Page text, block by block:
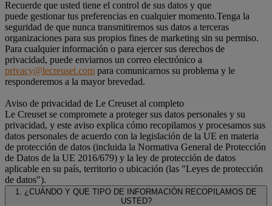
Recuerde que usted tiene el control de sus datos y que
puede gestionar tus preferencias en cualquier momento.Tenga la
seguridad de que nunca transmitiremos sus datos a terceras
organizaciones para sus propios fines de marketing sin su permiso.
Para cualquier información o para ejercer sus derechos de
privacidad, puede enviarnos un correo electrónico a
privacy@lecreuset.com para comunicarnos su problema y le
responderemos a la mayor brevedad.
Aviso de privacidad de Le Creuset al completo
Le Creuset se compromete a proteger sus datos personales y su
privacidad, y este aviso explica cómo recopilamos y procesamos sus
datos personales de acuerdo con la legislación de la UE en materia
de protección de datos (incluida la Normativa General de Protección
de Datos de la UE 2016/679) y la ley de protección de datos
aplicable en su país, territorio o ubicación (las "Leyes de protección
de datos").
1. ¿CUÁNDO Y QUE TIPO DE INFORMACIÓN RECOPILAMOS DE
USTED?